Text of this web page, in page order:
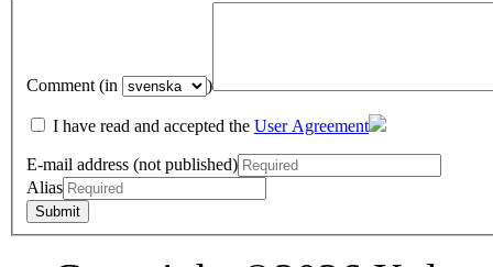
Comment (in )
I have read and accepted the User Agreement
E-mail address (not published)
Alias